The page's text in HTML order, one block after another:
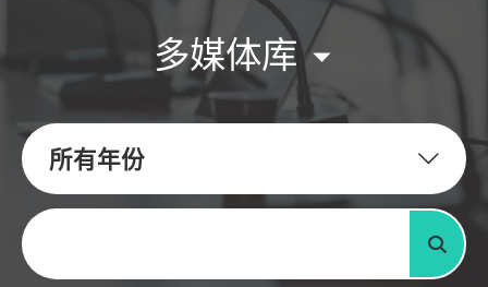
多媒体库
所有年份
关键字
搜寻